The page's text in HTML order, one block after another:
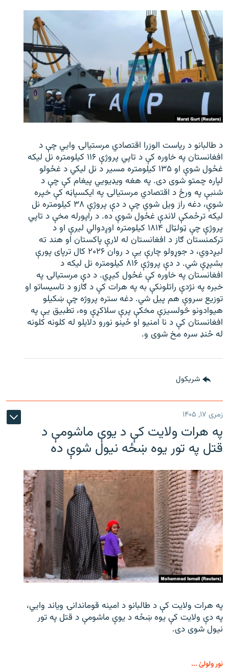
د طالبانو د ریاست الوزرا اقتصادي مرستیالۍ وایي چې د
افغانستان په خاوره کې د تاپي پروژې ۱۱۶ کیلومتره نل لیکه
غځول شوې او ۱۳۵ کیلومتره مسیر د نل لیکي د غځولو
لپاره چمتو شوی دی. په هغه ویډیویي پیغام کې چې د
شنبې په ورځ د اقتصادي مرستیالۍ په ایکسپاڼه کې خپره
شوې، دغه راز ویل شوي چې د دې پروژې ۳۸ کیلومتره نل
لیکه ترځمکې لاندې غځول شوې ده. د راپورله مخې د تاپي
پروژې چې ټولټال ۱۸۱۴ کیلومتره اوږدوالي لیرې او د
ترکمنستان ګاز د افغانستان له لارې پاکستان او هند ته
لیږدوي، د جوړولو چارې یې د روان ۲۰۲۶ کال ترپای پورې
بشپړې شي. د دې پروژې ۸۱۶ کیلومتره نل لیکه د
افغانستان په خاوره کې غځول کیږي. د دې مرستیالۍ په
خبره په نژدې راتلونکې به په هرات کې د ګازو د تاسیساتو او
توزیع سروې هم پیل شي. دغه ستره پروژه چې ښکیلو
هیوادونو څولسیزې مخکې پرې سلاکړې وه، تطبیق یې په
افغانستان کې د نا امنیو او ځینو نورو دلایلو له کلونه کلونه
له ځنډ سره مخ شوی و.
شريکول
زمری ۱۷, ۱۴۰۵
په هرات ولایت کې د یوې ماشومې د
قتل په تور یوه ښځه نیول شوې ده
په هرات ولایت کې د طالبانو د امینه قوماندانۍ ویاند وايي،
په دې ولایت کې یوه ښځه د یوې ماشومې د قتل په تور
نیول شوی دی.
نور ولولئ ...